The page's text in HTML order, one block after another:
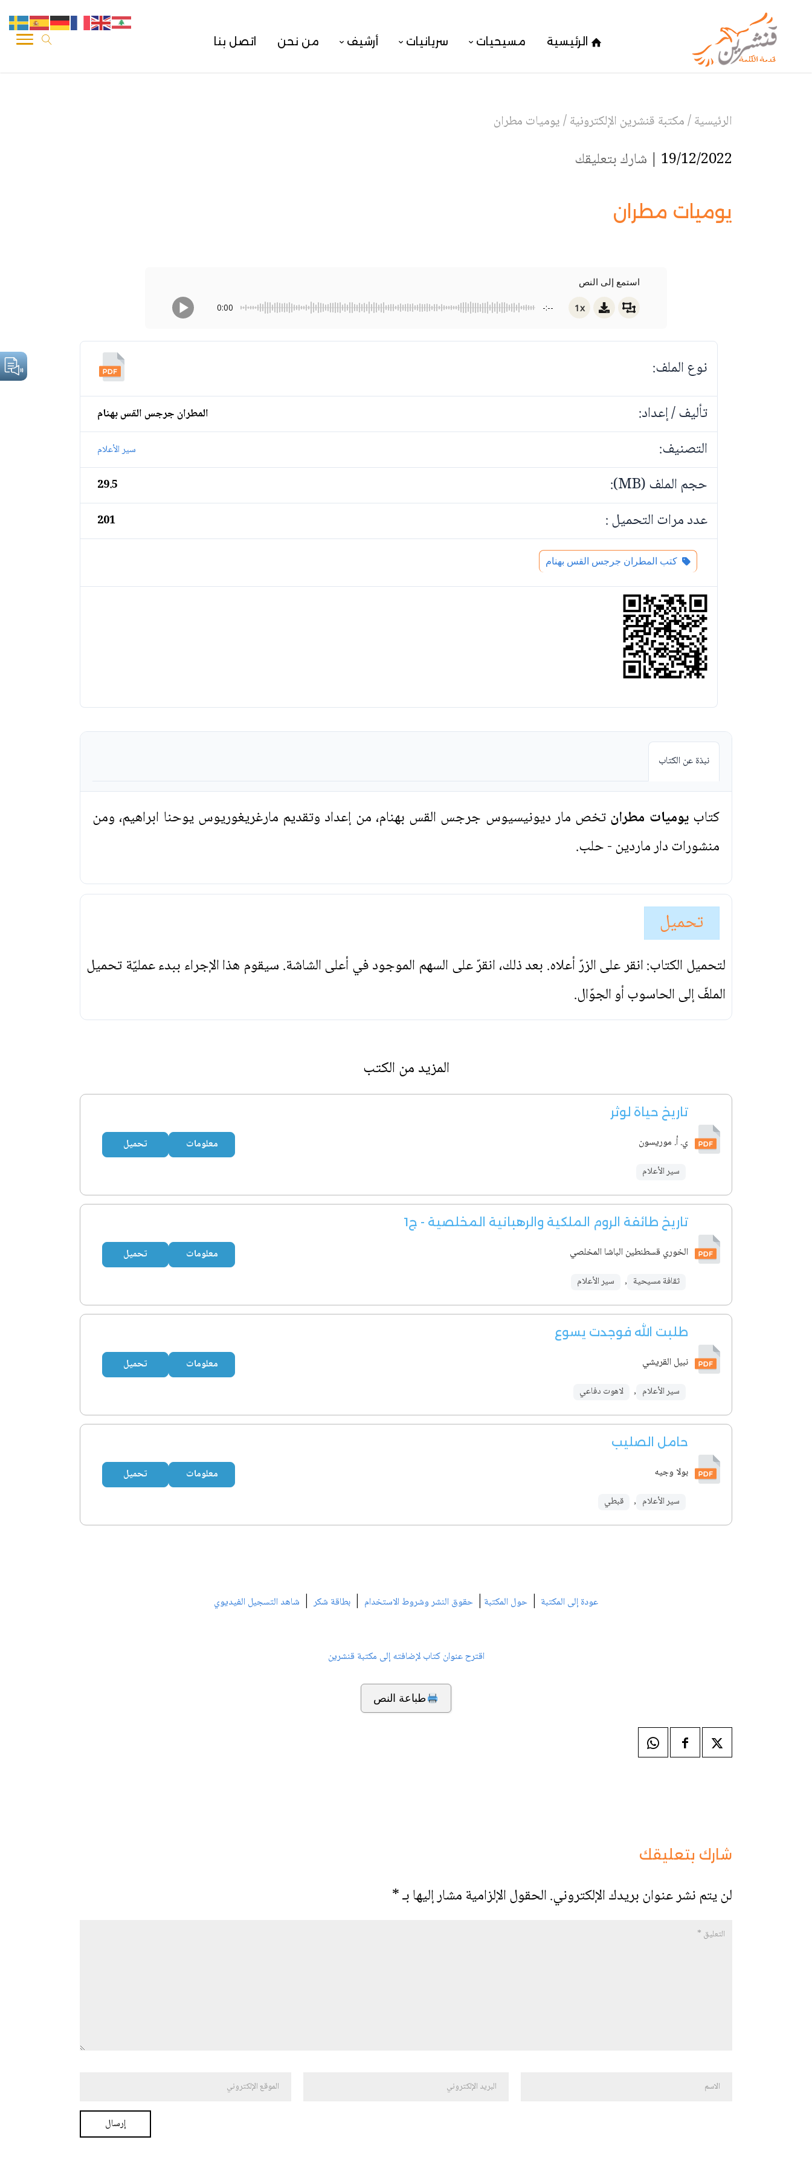
الرئيسية مسيحيات سريانيات أرشيف من نحن اتصل بنا
الرئيسية/مكتبة قنشرين الإلكترونية/يوميات مطران
19/12/2022 | شارك بتعليقك
يوميات مطران
استمع إلى النص
0:00 -:-- 1x
نوع الملف:
تأليف / إعداد:
المطران جرجس القس بهنام
التصنيف: سير الأعلام
حجم الملف (MB): 29.5
عدد مرات التحميل : 201
كتب المطران جرجس القس بهنام
نبذة عن الكتاب
كتابيوميات مطرانتخص مار ديونيسيوس جرجس القس بهنام، من إعداد وتقديم مارغريغوريوس يوحنا ابراهيم، ومن
منشورات دار ماردين - حلب.
تحميل
لتحميل الكتاب: انقر على الزرّ أعلاه. بعد ذلك، انقرّ على السهم الموجود في أعلى الشاشة. سيقوم هذا الإجراء ببدء عمليّة تحميل
الملفّ إلى الحاسوب أو الجوّال.
المزيد من الكتب
تاريخ حياة لوثر
ي. أ. موريسون
سير الأعلام
معلومات تحميل
تاريخ طائفة الروم الملكية والرهبانية المخلصية - ج1
الخوري قسطنطين الباشا المخلصي
ثقافة مسيحية , سير الأعلام
معلومات تحميل
طلبت الله فوجدت يسوع
نبيل القريشي
سير الأعلام , لاهوت دفاعي
معلومات تحميل
حامل الصليب
بولا وجيه
سير الأعلام , قبطي
معلومات تحميل
عودة إلى المكتبة | حول المكتبة | حقوق النشر وشروط الاستخدام | بطاقة شكر| شاهد التسجيل الفيديوي
اقترح عنوان كتاب لإضافته إلى مكتبة قنشرين
طباعة النص
شارك بتعليقك
لن يتم نشر عنوان بريدك الإلكتروني.الحقول الإلزامية مشار إليها بـ*